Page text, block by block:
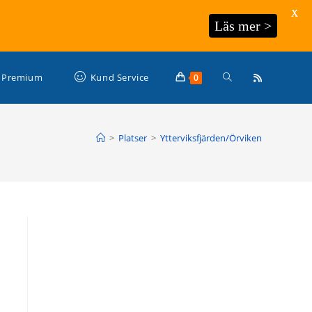
Premium Kund Service 0 Slå
> Platser > Ytterviksfjärden/Örviken
Läs mer >
X